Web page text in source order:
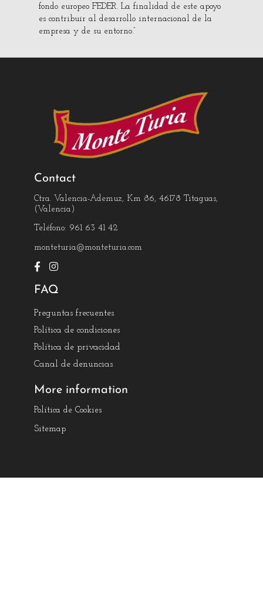
fondo europeo FEDER. La finalidad de este apoyo
es contribuir al desarrollo internacional de la
empresa y de su entorno.”
Contact
Ctra. Valencia-Ademuz, Km 86, 46178 Titaguas,
(Valencia)
Teléfono: 961 63 41 42
monteturia@monteturia.com
FAQ
Preguntas frecuentes
Política de condiciones
Política de privacidad
Canal de denuncias
More information
Política de Cookies
Sitemap